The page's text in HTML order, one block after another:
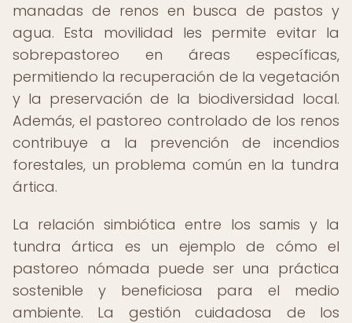
manadas de renos en busca de pastos y
agua. Esta movilidad les permite evitar la
sobrepastoreo en áreas específicas,
permitiendo la recuperación de la vegetación
y la preservación de la biodiversidad local.
Además, el pastoreo controlado de los renos
contribuye a la prevención de incendios
forestales, un problema común en la tundra
ártica.
La relación simbiótica entre los samis y la
tundra ártica es un ejemplo de cómo el
pastoreo nómada puede ser una práctica
sostenible y beneficiosa para el medio
ambiente. La gestión cuidadosa de los